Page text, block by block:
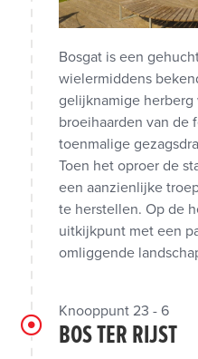
Bosgat is een
wielermiddens
gelijknamige herberg
broeihaarden van de
toenmalige
Toen het oproer de
een aanzienlijke
te herstellen. Op de
uitkijkpunt met een
omliggende
Knooppunt 23 - 6
BOS TER RIJST